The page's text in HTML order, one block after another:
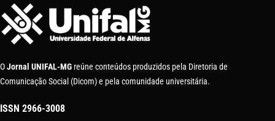
OJornal UNIFAL-MG reúne conteúdos produzidos pela Diretoria de
Comunicação Social (Dicom) e pela comunidade universitária.
ISSN 2966-3008